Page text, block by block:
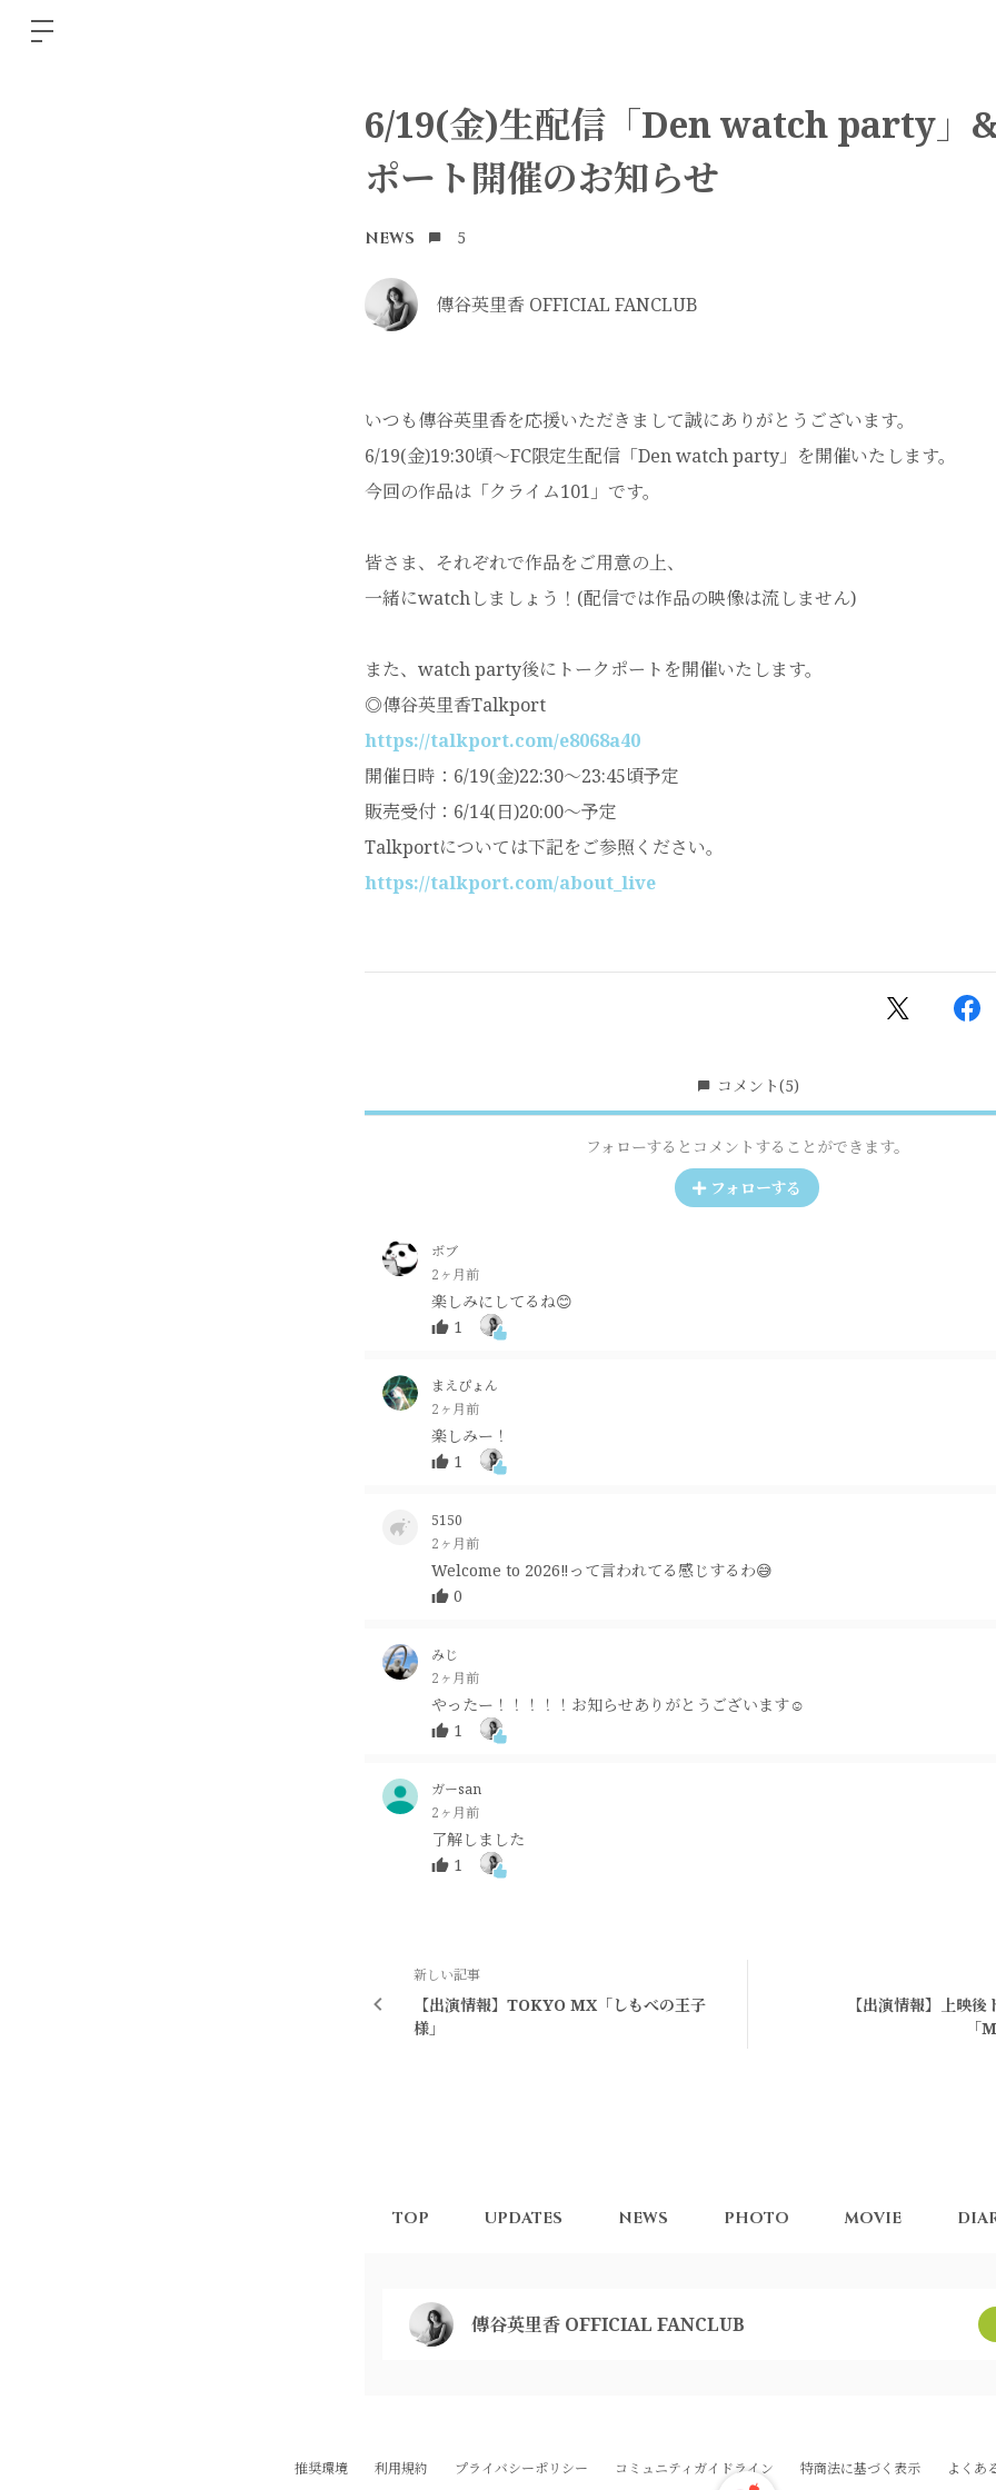
6/19(金)生配信「Den watch party」
ポート開催のお知らせ
NEWS 5
傳谷英里香 OFFICIAL FANCLUB
いつも傳谷英里香を応援いただきまして誠にありがとうございます。
6/19(金)19:30頃〜FC限定生配信「Den watch party」を開催いたします。
今回の作品は「クライム101」です。
皆さま、それぞれで作品をご用意の上、
一緒にwatchしましょう！(配信では作品の映像は流しません)
また、watch party後にトークポートを開催いたします。
◎傳谷英里香Talkport
https://talkport.com/e8068a40
開催日時：6/19(金)22:30～23:45頃予定
販売受付：6/14(日)20:00〜予定
Talkportについては下記をご参照ください。
https://talkport.com/about_live
コメント(5)
フォローするとコメントすることができます。
フォローする
ボブ
2ヶ月前
楽しみにしてるね😊
1
まえぴょん
2ヶ月前
楽しみー！
1
5150
2ヶ月前
Welcome to 2026‼️って言われてる感じするわ😅
0
みじ
2ヶ月前
やったー！！！！！お知らせありがとうございます☺︎
1
ガーsan
2ヶ月前
了解しました
1
新しい記事
【出演情報】TOKYO MX「しもべの王子
様」
【出演情報】上映後
「
TOP UPDATES NEWS PHOTO MOVIE
傳谷英里香 OFFICIAL FANCLUB
推奨環境 利用規約 プライバシーポリシー コミュニティガイドライン 特商法に基づく表示 よくあ